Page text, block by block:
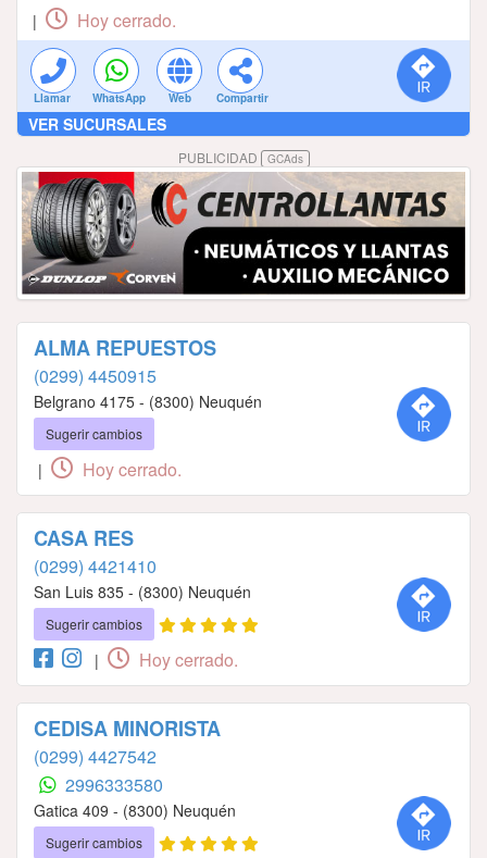
| Hoy cerrado.
Llamar WhatsApp Web Compartir
VER SUCURSALES
PUBLICIDAD GCAds
ALMA REPUESTOS
(0299) 4450915
Belgrano 4175 - (8300) Neuquén
Sugerir cambios
| Hoy cerrado.
CASA RES
(0299) 4421410
San Luis 835 - (8300) Neuquén
Sugerir cambios
| Hoy cerrado.
CEDISA MINORISTA
(0299) 4427542
2996333580
Gatica 409 - (8300) Neuquén
Sugerir cambios